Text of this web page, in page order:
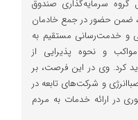
گروه سرمایه‌گذاری صندوق
ضمن حضور در جمع خادمان
و خدمت‌رسانی مستقیم به
مواکب و نحوه پذیرایی از
کرد. وی در این فرصت، بر
و شرکت‌های تابعه در
در ارائه خدمات به مردم